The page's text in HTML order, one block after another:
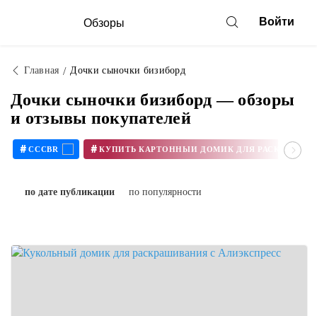
Обзоры Войти
Главная Дочки сыночки бизиборд
Дочки сыночки бизиборд — обзоры
и отзывы покупателей
# CCCBR #
по дате публикации по популярности